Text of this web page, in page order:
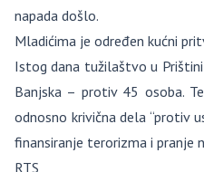
napada došlo.
Mladićima je određen kućni
Istog dana tužilaštvo u
Banjska – protiv 45 osoba.
odnosno krivična dela “protiv
finansiranje terorizma i pranje
RTS